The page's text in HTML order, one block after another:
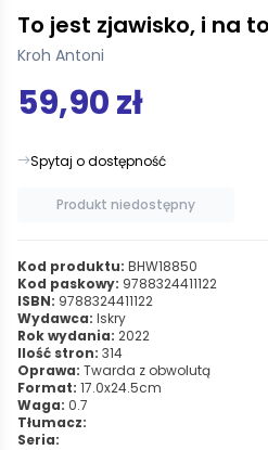
To jest zjawisko, i na
Kroh Antoni
59,90 zł
Spytaj o dostępność
Produkt niedostępny
Kod produktu: BHW18850
Kod paskowy: 9788324411122
ISBN: 9788324411122
Wydawca: Iskry
Rok wydania: 2022
Ilość stron: 314
Oprawa: Twarda z obwolutą
Format: 17.0x24.5cm
Waga: 0.7
Tłumacz:
Seria: